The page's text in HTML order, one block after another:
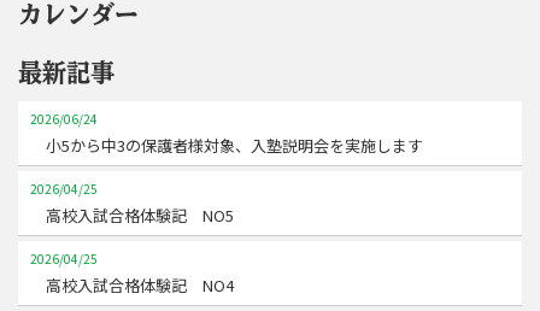
カレンダー
最新記事
2026/06/24
小5から中3の保護者様対象、入塾説明会を実施します
2026/04/25
高校入試合格体験記 NO5
2026/04/25
高校入試合格体験記 NO4